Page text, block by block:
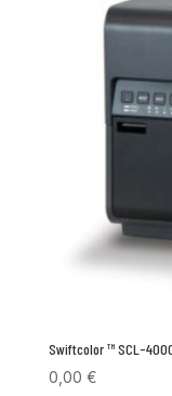
Swiftcolor ™ SCL-
0,00 €